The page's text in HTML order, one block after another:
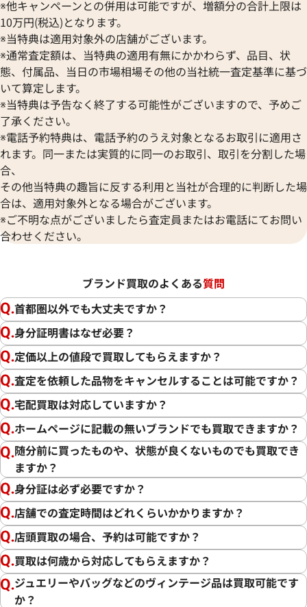
※他キャンペーンとの併用は可能ですが、増額分の合計上限は
10万円(税込)となります。
※当特典は適用対象外の店舗がございます。
※通常査定額は、当特典の適用有無にかかわらず、品目、状
態、付属品、当日の市場相場その他の当社統一査定基準に基づ
いて算定します。
※当特典は予告なく終了する可能性がございますので、予めご
了承ください。
※電話予約特典は、電話予約のうえ対象となるお取引に適用さ
れます。同一または実質的に同一のお取引、取引を分割した場
合、
その他当特典の趣旨に反する利用と当社が合理的に判断した場
合は、適用対象外となる場合がございます。
※ご不明な点がございましたら査定員またはお電話にてお問い
合わせください。
ブランド買取のよくある質問
首都圏以外でも大丈夫ですか？
身分証明書はなぜ必要？
定価以上の値段で買取してもらえますか？
査定を依頼した品物をキャンセルすることは可能ですか？
宅配買取は対応していますか？
ホームページに記載の無いブランドでも買取できますか？
随分前に買ったものや、状態が良くないものでも買取でき
ますか？
身分証は必ず必要ですか？
店舗での査定時間はどれくらいかかりますか？
店頭買取の場合、予約は可能ですか？
買取は何歳から対応してもらえますか？
ジュエリーやバッグなどのヴィンテージ品は買取可能です
か？